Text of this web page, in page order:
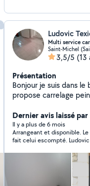
Ludovic
Multi service
Saint-Michel
3,5/5 (13
Présentation
Bonjour je suis dans
propose carrelage
Dernier avis laissé
Il y a plus de 6 mois
Arrangeant et disponible. Le résultat n'est cependant pas tout à
fait celui escompté.